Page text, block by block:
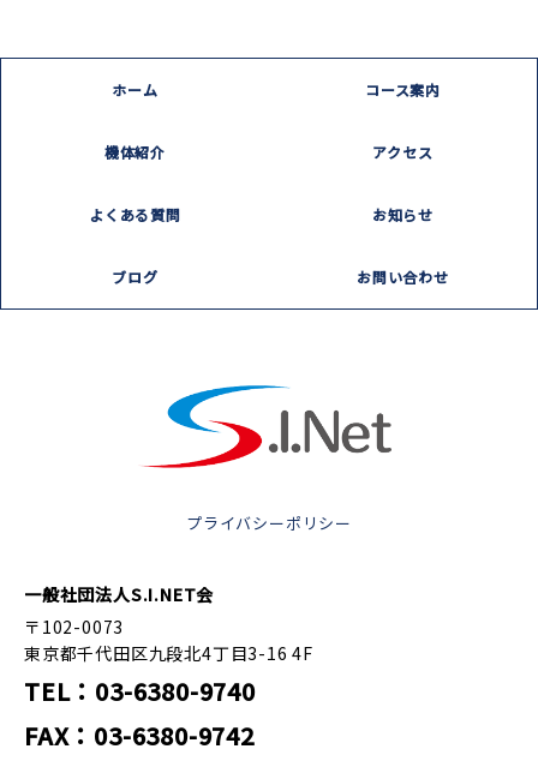
ホーム コース案内
機体紹介 アクセス
よくある質問 お知らせ
ブログ お問い合わせ
プライバシーポリシー
一般社団法人S.I.NET会
〒102-0073
東京都千代田区九段北4丁目3-16 4F
TEL：03-6380-9740
FAX：03-6380-9742